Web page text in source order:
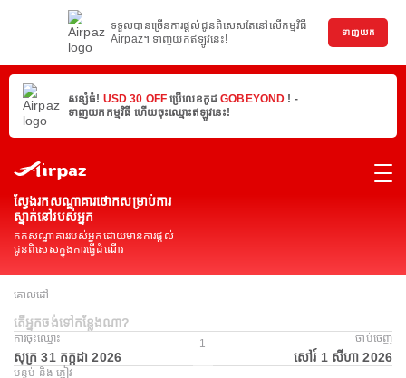
ទទួលបានច្រើនការផ្តល់ជូនពិសេសតែនៅលើកម្មវិធី
Airpaz។ ទាញយកឥឡូវនេះ!
ទាញយក
សន្សំធំ! USD 30 OFFប្រើលេខកូដGOBEYOND ! -
ទាញយកកម្មវិធី ហើយចុះឈ្មោះឥឡូវនេះ!
ស្វែងរកសណ្ឋាគារថោកសម្រាប់ការ
ស្នាក់នៅរបស់អ្នក
កក់សណ្ឋាគាររបស់អ្នកដោយមានការផ្តល់
ជូនពិសេសក្នុងការធ្វើដំណើរ
គោលដៅ
តើអ្នកចង់ទៅកន្លែងណា?
ការ​ចុះ​ឈ្មោះ
សុក្រ 31 កក្កដា 2026
1 ចាប់ចេញ
សៅរ៍ 1 សីហា 2026
បន្ទប់ និង ភ្ញៀវ